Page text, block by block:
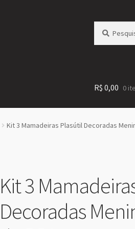
por:
R$ 0,00 0
Kit 3 Mamadeiras Plasútil Decoradas
Kit 3
Decoradas